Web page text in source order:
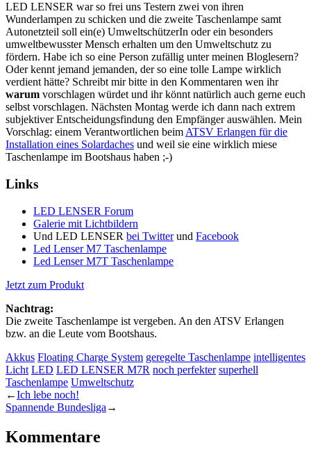
LED LENSER war so frei uns Testern zwei von ihren
Wunderlampen zu schicken und die zweite Taschenlampe samt
Autonetzteil soll ein(e) UmweltschützerIn oder ein besonders
umweltbewusster Mensch erhalten um den Umweltschutz zu
fördern. Habe ich so eine Person zufällig unter meinen Bloglesern?
Oder kennt jemand jemanden, der so eine tolle Lampe wirklich
verdient hätte? Schreibt mir bitte in den Kommentaren wen ihr
warum vorschlagen würdet und ihr könnt natürlich auch gerne euch
selbst vorschlagen. Nächsten Montag werde ich dann nach extrem
subjektiver Entscheidungsfindung den Empfänger auswählen. Mein
Vorschlag: einem Verantwortlichen beimATSV Erlangen für die
Installation eines Solardaches und weil sie eine wirklich miese
Taschenlampe im Bootshaus haben ;-)
Links
LED LENSER Forum
Galerie mit Lichtbildern
Und LED LENSER bei Twitterund Facebook
Led Lenser M7 Taschenlampe
Led Lenser M7T Taschenlampe
Jetzt zum Produkt
Nachtrag:
Die zweite Taschenlampe ist vergeben. An den ATSV Erlangen
bzw. an die Leute vom Bootshaus.
Akkus Floating Charge System geregelte Taschenlampe intelligentes
Licht LED LED LENSER M7R noch perfekter superhell
Taschenlampe Umweltschutz
←Ich lebe noch!
Spannende Bundesliga →
Kommentare